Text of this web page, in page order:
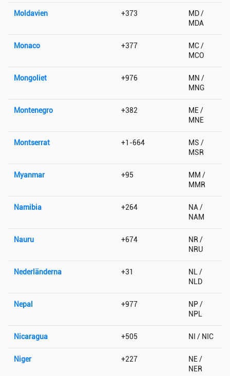
Moldavien +373
MD /
MDA
Monaco +377
MC /
MCO
Mongoliet +976
MN /
MNG
Montenegro +382
ME /
MNE
Montserrat +1-664
MS /
MSR
Myanmar +95
MM /
MMR
Namibia +264
NA /
NAM
Nauru +674
NR /
NRU
Nederländerna +31
NL /
NLD
Nepal +977
NP /
NPL
Nicaragua +505 NI / NIC
Niger +227
NE /
NER